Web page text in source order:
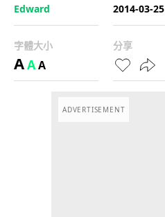
Edward
2014-03-25
字體大小
AAA
分享
ADVERTISEMENT